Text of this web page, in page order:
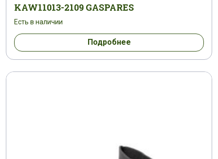
KAW11013-2109 GASPARES
Есть в наличии
Подробнее